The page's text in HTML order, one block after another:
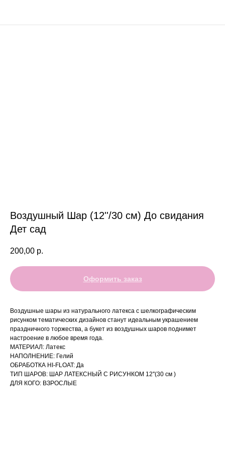
Воздушный Шар (12''/30 см) До свидания
Дет сад
200,00 р.
Оформить заказ
Воздушные шары из натурального латекса с шелкографическим
рисунком тематических дизайнов станут идеальным украшением
праздничного торжества, а букет из воздушных шаров поднимет
настроение в любое время года.
МАТЕРИАЛ: Латекс
НАПОЛНЕНИЕ: Гелий
ОБРАБОТКА HI-FLOAT: Да
ТИП ШАРОВ: ШАР ЛАТЕКСНЫЙ С РИСУНКОМ 12''(30 см )
ДЛЯ КОГО: ВЗРОСЛЫЕ